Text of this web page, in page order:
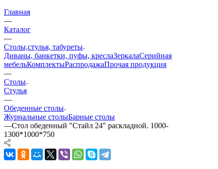
Главная
—
Каталог
—
Столы,стулья, табуреты
Диваны, банкетки, пуфы, креслаЗеркалаСерийная
мебельКомплектыРаспродажаПрочая продукция
—
Столы
Стулья
—
Обеденные столы
Журнальные столыБарные столы
—Стол обеденный "Стайл 24" раскладной. 1000-
1300*1000*750